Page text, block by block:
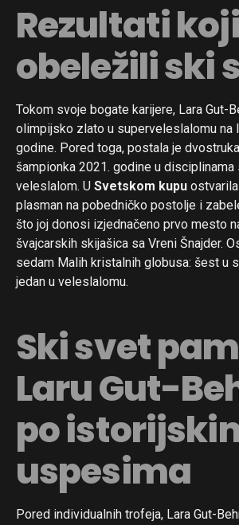
Rezultati
obeležili ski
Tokom svoje bogate karijere, Lara Gut-
olimpijsko zlato u superveleslalomu na
godine. Pored toga, postala je
šampionka 2021. godine u
veleslalom. U Svetskom kupu
plasman na pobedničko postolje i
što joj donosi izjednačeno prvo mesto
švajcarskih skijašica sa Vreni Šnajder.
sedam Malih kristalnih globusa: šest u
jedan u veleslalomu.
Ski svet
Laru Gut-
po
uspesima
Pored individualnih trofeja, Lara Gut-